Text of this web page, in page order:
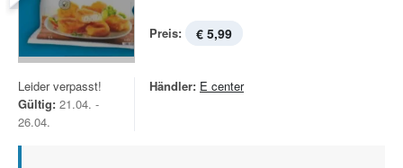
Preis: € 5,99
Leider verpasst!
Gültig: 21.04. -
26.04.
Händler: E center